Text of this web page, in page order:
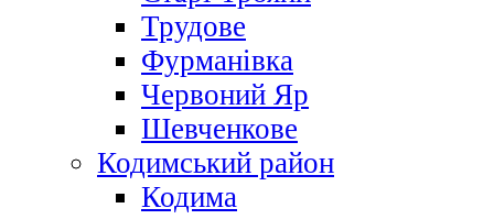
Трудове
Фурманівка
Червоний Яр
Шевченкове
Кодимський район
Кодима